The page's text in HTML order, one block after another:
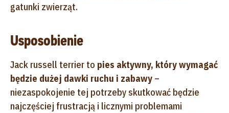
gatunki zwierząt.
Usposobienie
Jack russell terrier to pies aktywny, który wymagać
będzie dużej dawki ruchu i zabawy –
niezaspokojenie tej potrzeby skutkować będzie
najczęściej frustracją i licznymi problemami